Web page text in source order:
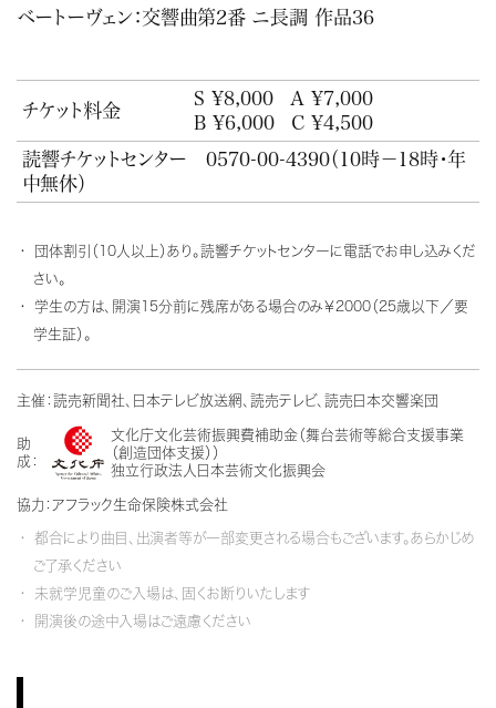
ベートーヴェン：交響曲第2番 ニ長調 作品36
チケット料金
S ¥8,000
A ¥7,000
B ¥6,000
C ¥4,500
読響チケットセンター 0570-00-4390（10時－18時・年
中無休）
団体割引（10人以上）あり。読響チケットセンターに電話でお申し込みくだ
さい。
学生の方は、開演15分前に残席がある場合のみ￥2000（25歳以下／要
学生証）。
主催：読売新聞社、日本テレビ放送網、読売テレビ、読売日本交響楽団
助
成：
文化庁文化芸術振興費補助金（舞台芸術等総合支援事業
（創造団体支援））
独立行政法人日本芸術文化振興会
協力： アフラック生命保険株式会社
都合により曲目、出演者等が一部変更される場合もございます。あらかじめ
ご了承ください
未就学児童のご入場は、固くお断りいたします
開演後の途中入場はご遠慮ください